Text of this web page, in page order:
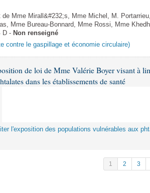
de Mme Mirall&#232;s, Mme Michel, M.
Mme Bureau-Bonnard, Mme Rossi, Mme
D - Non renseigné
contre le gaspillage et économie circulaire)
de loi de Mme Valérie Boyer visant à
dans les établissements de santé
l'exposition des populations vulnérables aux
1 2 3